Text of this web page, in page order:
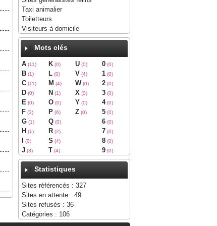
Taxi animalier
Toiletteurs
Visiteurs à domicile
Mots clés
A (11)
B (1)
C (11)
D (0)
E (0)
F (3)
G (1)
H (1)
(0)
J (3)
K (0)
L (0)
M (4)
N (1)
O (0)
P (6)
Q (0)
R (2)
S (4)
T (4)
U (0)
V (4)
W (0)
X (0)
Y (0)
Z (0)
0 (0)
1 (0)
2 (0)
3 (0)
4(0)
5 (0)
6 (0)
7 (0)
8 (0)
9 (0)
Statistiques
Sites référencés : 327
Sites en attente : 49
Sites refusés : 36
Catégories : 106